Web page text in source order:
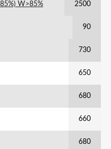
W>85% 2500
90
730
650
680
660
680